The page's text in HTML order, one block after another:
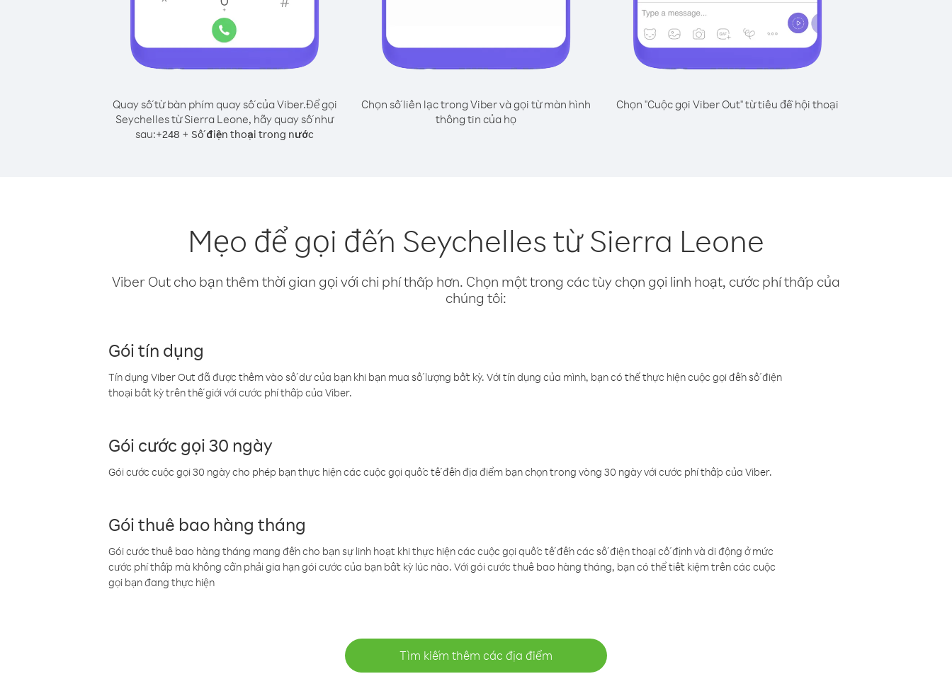
Quay số từ bàn phím quay số của Viber.Để gọi
Seychelles từ Sierra Leone, hãy quay số như
sau:+248 + Số điện thoại trong nước
Chọn số liên lạc trong Viber và gọi từ màn hình
thông tin của họ
Chọn "Cuộc gọi Viber Out" từ tiêu đề hội thoại
Mẹo để gọi đến Seychelles từ Sierra Leone
Viber Out cho bạn thêm thời gian gọi với chi phí thấp hơn. Chọn một trong các tùy chọn gọi linh hoạt, cước phí thấp của
chúng tôi:
Gói tín dụng
Tín dụng Viber Out đã được thêm vào số dư của bạn khi bạn mua số lượng bất kỳ. Với tín dụng của mình, bạn có thể thực hiện cuộc gọi đến số điện
thoại bất kỳ trên thế giới với cước phí thấp của Viber.
Gói cước gọi 30 ngày
Gói cước cuộc gọi 30 ngày cho phép bạn thực hiện các cuộc gọi quốc tế đến địa điểm bạn chọn trong vòng 30 ngày với cước phí thấp của Viber.
Gói thuê bao hàng tháng
Gói cước thuê bao hàng tháng mang đến cho bạn sự linh hoạt khi thực hiện các cuộc gọi quốc tế đến các số điện thoại cố định và di động ở mức
cước phí thấp mà không cần phải gia hạn gói cước của bạn bất kỳ lúc nào. Với gói cước thuê bao hàng tháng, bạn có thể tiết kiệm trên các cuộc
gọi bạn đang thực hiện
Tìm kiếm thêm các địa điểm